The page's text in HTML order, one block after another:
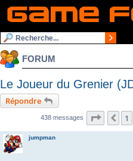
FORUM
Le Joueur du Grenier
Répondre
438 messages Page 301
jumpman